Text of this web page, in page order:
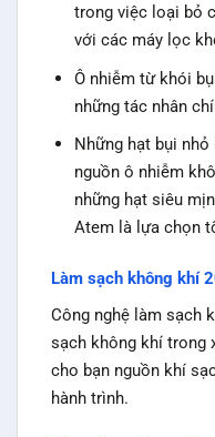
trong việc loại bỏ
với các máy lọc
Ô nhiễm từ khói
những tác nhân
Những hạt bụi
nguồn ô nhiễm
những hạt siêu
Atem là lựa chọn
Làm sạch không khí
Công nghệ làm sạch
sạch không khí trong
cho bạn nguồn khí
hành trình.